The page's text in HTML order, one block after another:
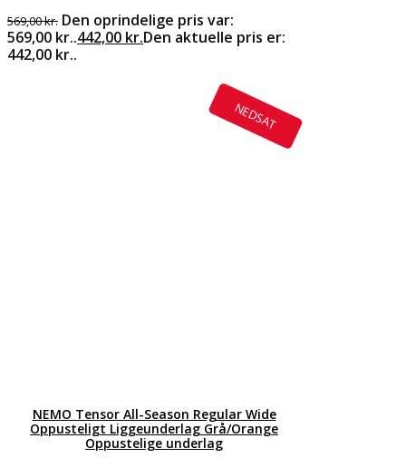
569,00kr. Den oprindelige pris var:
569,00 kr..442,00 kr.Den aktuelle pris er:
442,00 kr..
NEDSAT
NEMO Tensor All-Season Regular Wide
Oppusteligt Liggeunderlag Grå/Orange
Oppustelige underlag